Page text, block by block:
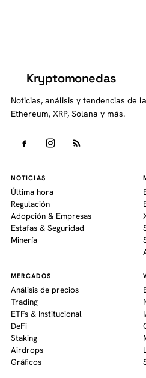
Kryptomonedas
Noticias, análisis y tendencias de
Ethereum, XRP, Solana y más.
NOTICIAS
Última hora
Regulación
Adopción & Empresas
Estafas & Seguridad
Minería
MERCADOS
Análisis de precios
Trading
ETFs & Institucional
DeFi
Staking
Airdrops
Gráficos